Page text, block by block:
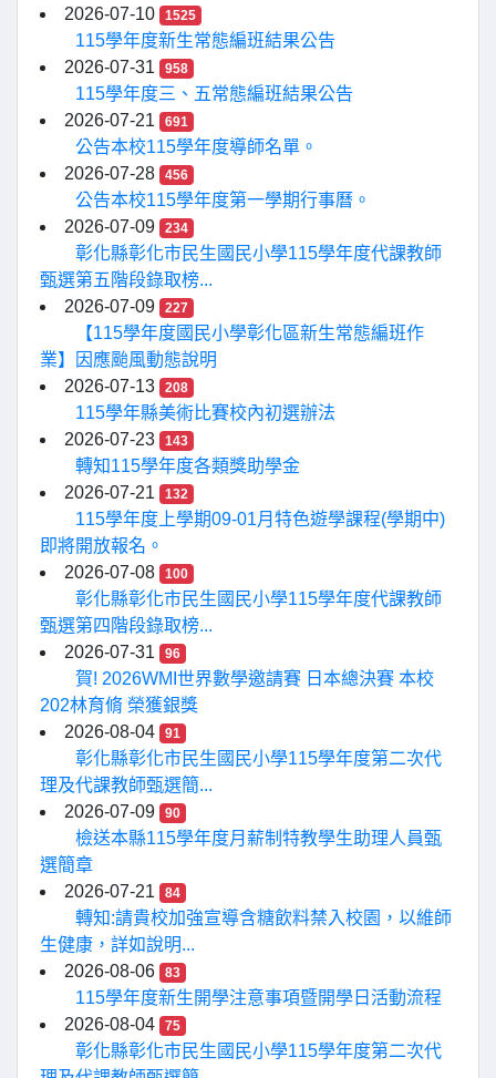
2026-07-10 1525
115學年度新生常態編班結果公告
2026-07-31
958
115學年度三、五常態編班結果公告
2026-07-21
691
公告本校115學年度導師名單。
2026-07-28
456
公告本校115學年度第一學期行事曆。
2026-07-09
234
彰化縣彰化市民生國民小學115學年度代課教師
甄選第五階段錄取榜...
2026-07-09
227
【115學年度國民小學彰化區新生常態編班作
業】因應颱風動態說明
2026-07-13
208
115學年縣美術比賽校內初選辦法
2026-07-23
143
轉知115學年度各類獎助學金
2026-07-21
132
115學年度上學期09-01月特色遊學課程(學期中)
即將開放報名。
2026-07-08
100
彰化縣彰化市民生國民小學115學年度代課教師
甄選第四階段錄取榜...
2026-07-31
96
賀! 2026WMI世界數學邀請賽 日本總決賽 本校
202林育脩 榮獲銀獎
2026-08-04
91
彰化縣彰化市民生國民小學115學年度第二次代
理及代課教師甄選簡...
2026-07-09
90
檢送本縣115學年度月薪制特教學生助理人員甄
選簡章
2026-07-21
84
轉知:請貴校加強宣導含糖飲料禁入校園，以維師
生健康，詳如說明...
2026-08-06
83
115學年度新生開學注意事項暨開學日活動流程
2026-08-04
75
彰化縣彰化市民生國民小學115學年度第二次代